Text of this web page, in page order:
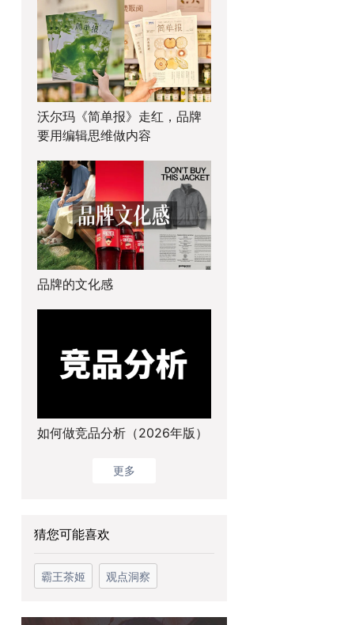
沃尔玛《简单报》走红，品牌
要用编辑思维做内容
品牌的文化感
如何做竞品分析（2026年版）
更多
猜您可能喜欢
霸王茶姬 观点洞察